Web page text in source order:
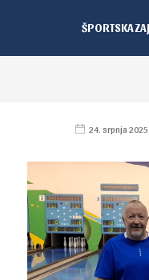
ŠPORTSKA
24. srpnja 2025.